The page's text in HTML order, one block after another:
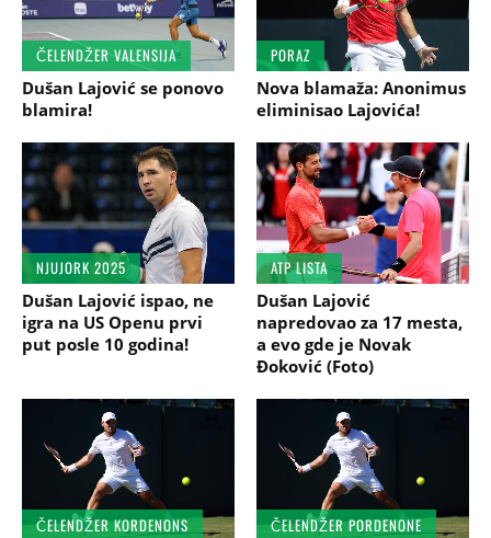
ČELENDŽER VALENSIJA
Dušan Lajović se ponovo
blamira!
PORAZ
Nova blamaža: Anonimus
eliminisao Lajovića!
NJUJORK 2025
Dušan Lajović ispao, ne
igra na US Openu prvi
put posle 10 godina!
ATP LISTA
Dušan Lajović
napredovao za 17 mesta,
a evo gde je Novak
Đoković (Foto)
ČELENDŽER KORDENONS
ČELENDŽER PORDENONE